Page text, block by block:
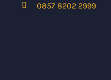
0857 8202 2999